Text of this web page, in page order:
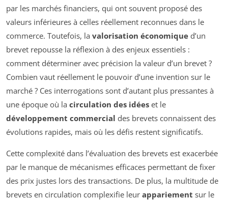
par les marchés financiers, qui ont souvent proposé des
valeurs inférieures à celles réellement reconnues dans le
commerce. Toutefois, la valorisation économique d’un
brevet repousse la réflexion à des enjeux essentiels :
comment déterminer avec précision la valeur d’un brevet ?
Combien vaut réellement le pouvoir d’une invention sur le
marché ? Ces interrogations sont d’autant plus pressantes à
une époque où la circulation des idées et le
développement commercial des brevets connaissent des
évolutions rapides, mais où les défis restent significatifs.
Cette complexité dans l’évaluation des brevets est exacerbée
par le manque de mécanismes efficaces permettant de fixer
des prix justes lors des transactions. De plus, la multitude de
brevets en circulation complexifie leur appariement sur le